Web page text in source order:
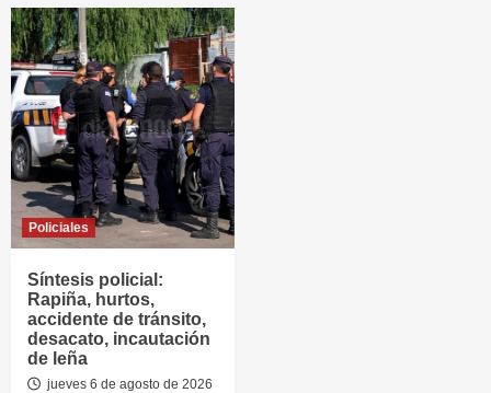
Policiales
Síntesis policial:
Rapiña, hurtos,
accidente de tránsito,
desacato, incautación
de leña
jueves 6 de agosto de 2026